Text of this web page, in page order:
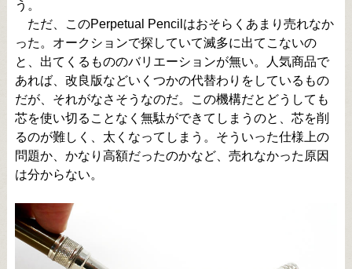
う。
ただ、このPerpetual Pencilはおそらくあまり売れなか
った。オークションで探していて滅多に出てこないの
と、出てくるもののバリエーションが無い。人気商品で
あれば、改良版などいくつかの代替わりをしているもの
だが、それがなさそうなのだ。この機構だとどうしても
芯を使い切ることなく無駄ができてしまうのと、芯を削
るのが難しく、太くなってしまう。そういった仕様上の
問題か、かなり高額だったのかなど、売れなかった原因
は分からない。